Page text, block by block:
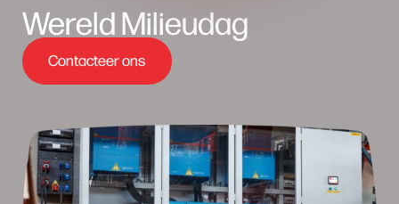
Wereld Milieudag
Contacteer ons